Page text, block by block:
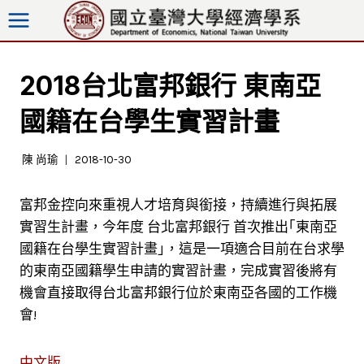
跳
至
2018台北富邦銀行 東南亞
國籍在台學生實習計畫
陳 尚瑜 2018-10-30
富邦金控向來重視人才培育與銜接，持續進行與拓展
實習生計畫，今年度 台北富邦銀行 首次推出｢東南亞
國籍在台學生實習計畫｣，這是一項適合目前在台求學
的東南亞國籍學生申請的實習計畫，完成實習後將有
機會直接取得台北富邦銀行位於東南亞各國的工作機
會!